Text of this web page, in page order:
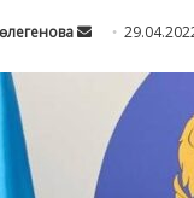
Send